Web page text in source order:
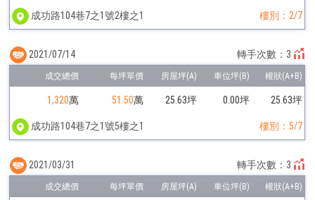
成功路104巷7之1號2樓之1 樓別：2/7
1,320萬 51.50萬 25.63坪 0.00坪 25.63坪
成功路104巷7之1號5樓之1 樓別：5/7
2021/07/14 轉手次數：3
2021/03/31 轉手次數：3